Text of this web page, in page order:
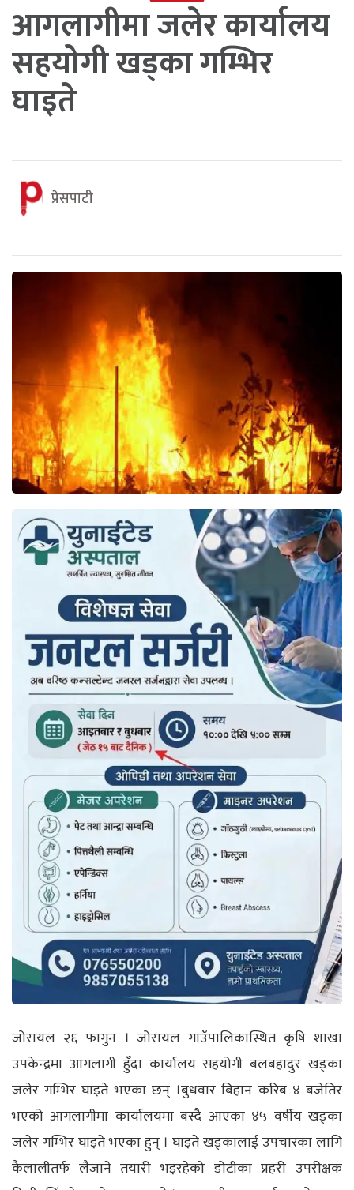
आगलागीमा जलेर कार्यालय
सहयोगी खड्का गम्भिर
घाइते
प्रेसपाटी
जोरायल २६ फागुन । जोरायल गाउँपालिकास्थित कृषि शाखा
उपकेन्द्रमा आगलागी हुँदा कार्यालय सहयोगी बलबहादुर खड्का
जलेर गम्भिर घाइते भएका छन् ।बुधवार बिहान करिब ४ बजेतिर
भएको आगलागीमा कार्यालयमा बस्दै आएका ४५ वर्षीय खड्का
जलेर गम्भिर घाइते भएका हुन् । घाइते खड्कालाई उपचारका लागि
कैलालीतर्फ लैजाने तयारी भइरहेको डोटीका प्रहरी उपरीक्षक